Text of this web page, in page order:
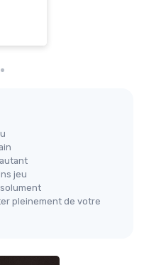
jeu
pleinement de votre